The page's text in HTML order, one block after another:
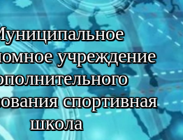
учреждение
спортивная
школа